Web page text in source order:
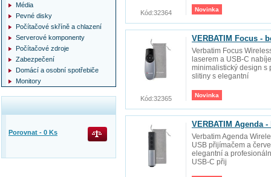
Novinka
Kód:32364
VERBATIM Focus -
Verbatim Focus
laserem a USB-C
minimalistický design s
slitiny s elegantní
Novinka
Kód:32365
VERBATIM Agenda
Verbatim Agenda
USB přijímačem a
elegantní a
USB-C přij
Média
Pevné disky
Počítačové skříně a chlazení
Serverové komponenty
Počítačové zdroje
Zabezpečení
Domácí a osobní spotřebiče
Monitory
Porovnat - 0 Ks